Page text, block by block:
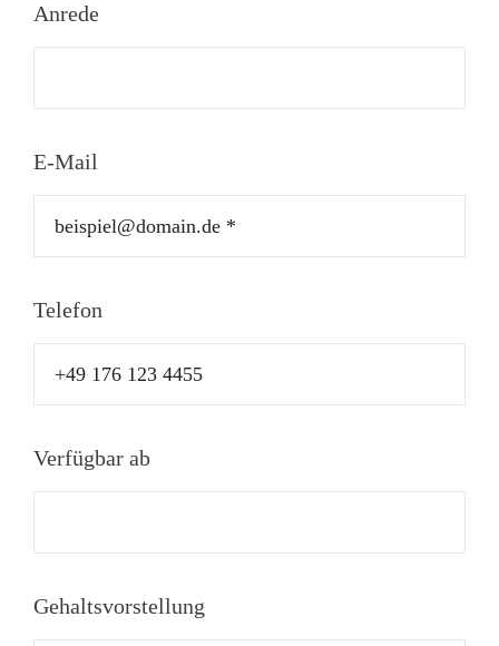
Anrede
E-Mail
Telefon
Verfügbar ab
Gehaltsvorstellung